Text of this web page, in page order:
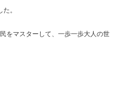
。
をマスターして、一歩一歩大人の世